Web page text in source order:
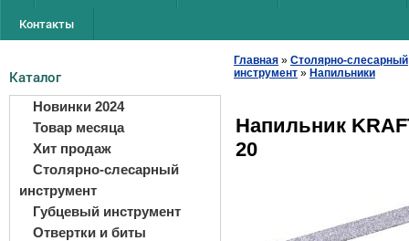
Контакты
Каталог
Новинки 2024
Товар месяца
Хит продаж
Столярно-слесарный
инструмент
Губцевый инструмент
Отвертки и биты
Главная » Столярно-слесарный
инструмент » Напильники
Напильник
20